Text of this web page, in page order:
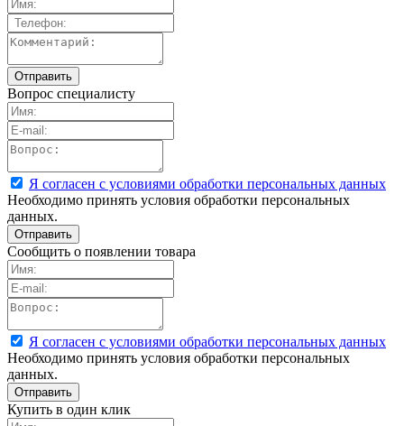
Вопрос специалисту
Я согласен с условиями обработки персональных данных
Необходимо принять условия обработки персональных
данных.
Сообщить о появлении товара
Я согласен с условиями обработки персональных данных
Необходимо принять условия обработки персональных
данных.
Купить в один клик